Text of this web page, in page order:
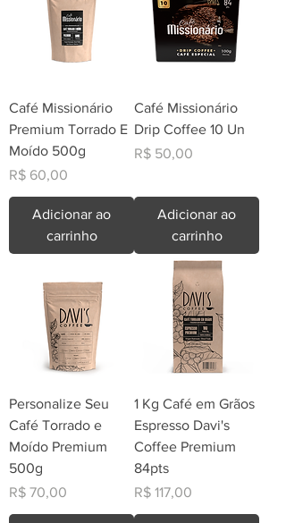
Café Missionário
Premium Torrado E
Moído 500g
Preço
R$ 60,00
Adicionar ao
carrinho
Café Missionário
Drip Coffee 10 Un
Preço
R$ 50,00
Adicionar ao
carrinho
Personalize Seu
Café Torrado e
Moído Premium
500g
Preço
R$ 70,00
1 Kg Café em Grãos
Espresso Davi's
Coffee Premium
84pts
Preço
R$ 117,00